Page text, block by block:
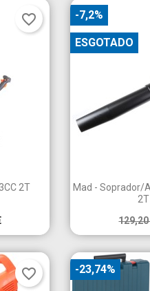
2T
favorite_border

Mad - Soprador/
-7,2%
ESGOTADO
favorite_border -23,74%